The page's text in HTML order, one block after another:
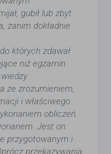
gubił lub zbyt
zanim dokładnie
których zdawał
niż egzamin
ze zrozumieniem,
i właściwego
obliczeń.
Jest on
przygotowanym i
przekazywania